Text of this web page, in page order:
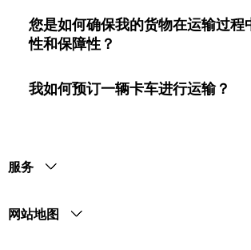
您是如何确保我的货物在运输过程
性和保障性？
我如何预订一辆卡车进行运输？
服务
网站地图